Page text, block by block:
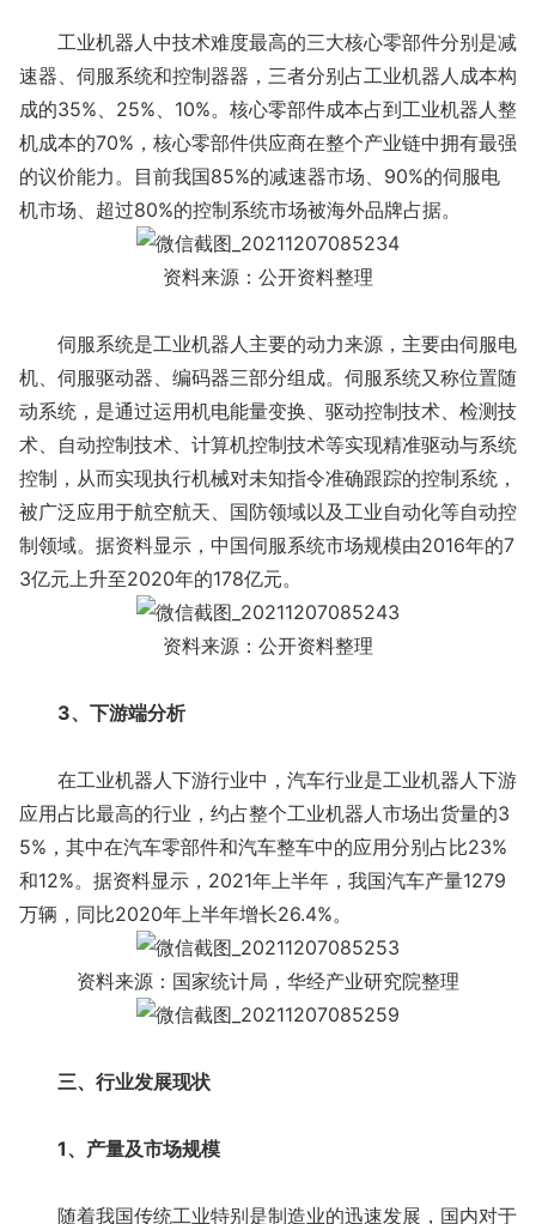
工业机器人中技术难度最高的三大核心零部件分别是减
速器、伺服系统和控制器器，三者分别占工业机器人成本构
成的35%、25%、10%。核心零部件成本占到工业机器人整
机成本的70%，核心零部件供应商在整个产业链中拥有最强
的议价能力。目前我国85%的减速器市场、90%的伺服电
机市场、超过80%的控制系统市场被海外品牌占据。
资料来源：公开资料整理
伺服系统是工业机器人主要的动力来源，主要由伺服电
机、伺服驱动器、编码器三部分组成。伺服系统又称位置随
动系统，是通过运用机电能量变换、驱动控制技术、检测技
术、自动控制技术、计算机控制技术等实现精准驱动与系统
控制，从而实现执行机械对未知指令准确跟踪的控制系统，
被广泛应用于航空航天、国防领域以及工业自动化等自动控
制领域。据资料显示，中国伺服系统市场规模由2016年的7
3亿元上升至2020年的178亿元。
资料来源：公开资料整理
3、下游端分析
在工业机器人下游行业中，汽车行业是工业机器人下游
应用占比最高的行业，约占整个工业机器人市场出货量的3
5%，其中在汽车零部件和汽车整车中的应用分别占比23%
和12%。据资料显示，2021年上半年，我国汽车产量1279
万辆，同比2020年上半年增长26.4%。
资料来源：国家统计局，华经产业研究院整理
三、行业发展现状
1、产量及市场规模
随着我国传统工业特别是制造业的迅速发展，国内对于